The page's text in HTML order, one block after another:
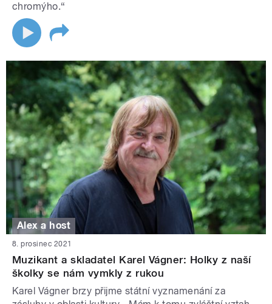
chromýho.“
Alex a host
8. prosinec 2021
Muzikant a skladatel Karel Vágner: Holky z naší
školky se nám vymkly z rukou
Karel Vágner brzy přijme státní vyznamenání za